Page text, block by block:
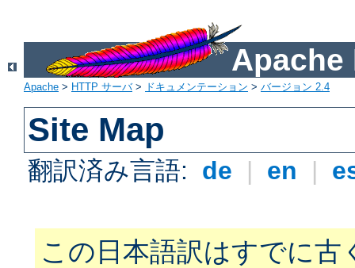
Apache
Apache > HTTP サーバ> ドキュメンテーション > バージョン 2.4
Site Map
翻訳済み言語: de | en |
この日本語訳はすでに古